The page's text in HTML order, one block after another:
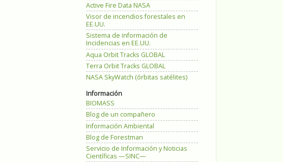
Active Fire Data NASA
Visor de incendios forestales en
EE.UU.
Sistema de información de
Incidencias en EE.UU.
Aqua Orbit Tracks GLOBAL
Terra Orbit Tracks GLOBAL
NASA SkyWatch (órbitas satélites)
Información
BIOMASS
Blog de un compañero
Información Ambiental
Blog de Forestman
Servicio de Información y Noticias
Científicas —SINC—